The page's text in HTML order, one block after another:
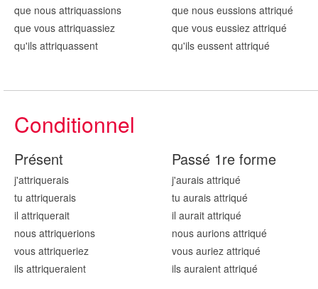
que nous attriquassions
que vous attriquassiez
qu'ils attriquassent
que nous eussions attriqué
que vous eussiez attriqué
qu'ils eussent attriqué
Conditionnel
Présent
j'attriquerais
tu attriquerais
il attriquerait
nous attriquerions
vous attriqueriez
ils attriqueraient
Passé 1re forme
j'aurais attriqué
tu aurais attriqué
il aurait attriqué
nous aurions attriqué
vous auriez attriqué
ils auraient attriqué